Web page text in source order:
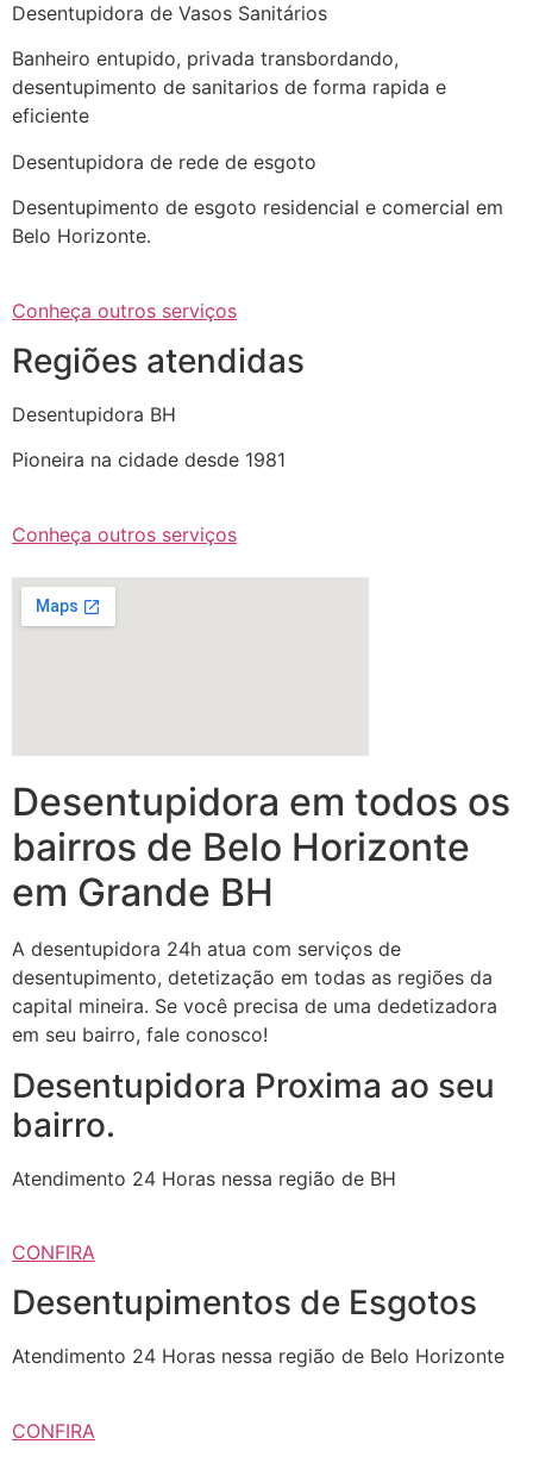
Desentupidora de Vasos Sanitários
Banheiro entupido, privada transbordando,
desentupimento de sanitarios de forma rapida e
eficiente
Desentupidora de rede de esgoto
Desentupimento de esgoto residencial e comercial em
Belo Horizonte.
Conheça outros serviços
Regiões atendidas
Desentupidora BH
Pioneira na cidade desde 1981
Conheça outros serviços
Desentupidora em todos os
bairros de Belo Horizonte
em Grande BH
A desentupidora 24h atua com serviços de
desentupimento, detetização em todas as regiões da
capital mineira. Se você precisa de uma dedetizadora
em seu bairro, fale conosco!
Desentupidora Proxima ao seu
bairro.
Atendimento 24 Horas nessa região de BH
CONFIRA
Desentupimentos de Esgotos
Atendimento 24 Horas nessa região de Belo Horizonte
CONFIRA